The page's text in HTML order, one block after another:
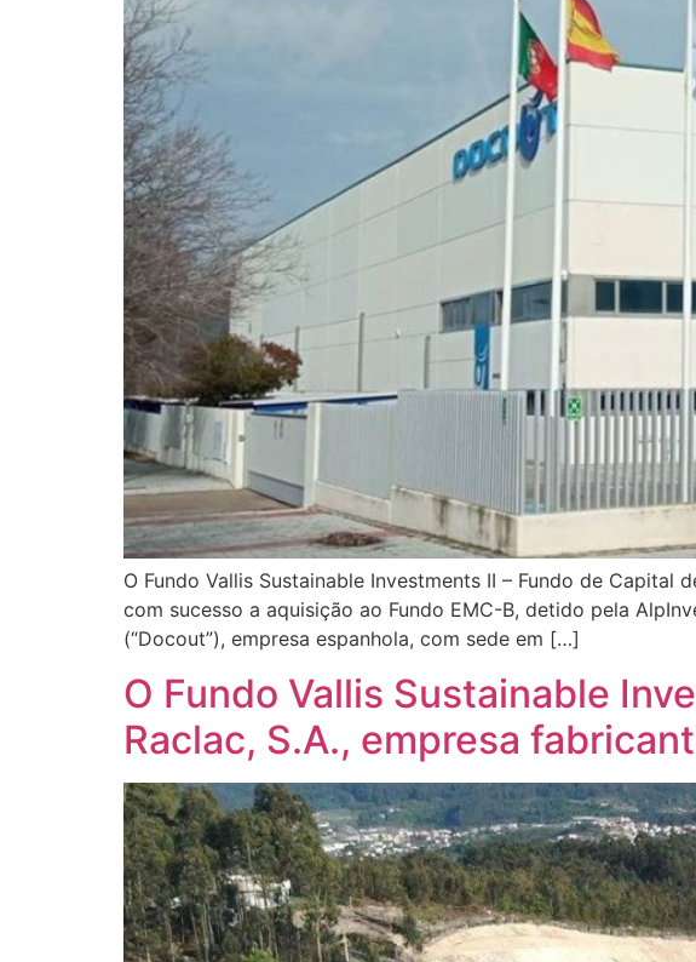
O Fundo Vallis Sustainable Investments II – Fundo de Capital
com sucesso a aquisição ao Fundo EMC-B, detido pela
(“Docout”), empresa espanhola, com sede em […]
O Fundo Vallis Sustainable
Raclac, S.A., empresa